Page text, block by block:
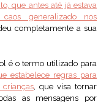
que antes até já estava
generalizado nos
completamente a sua
é o termo utilizado para
estabelece regras para
, que visa tornar
as mensagens por